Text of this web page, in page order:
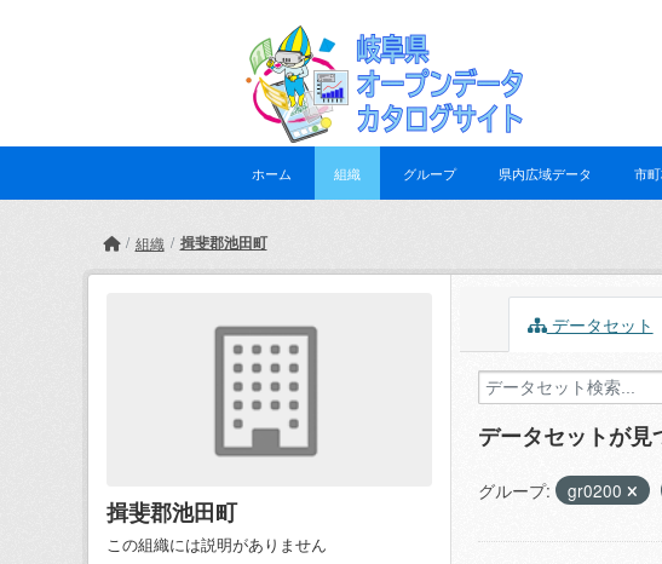
ホーム 組織 グループ 県内広域データ 市
組織 揖斐郡池田町
揖斐郡池田町
この組織には説明がありません
データセット
データセットが見
グループ: gr0200